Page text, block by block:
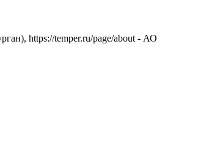
https://temper.ru/page/about - АО